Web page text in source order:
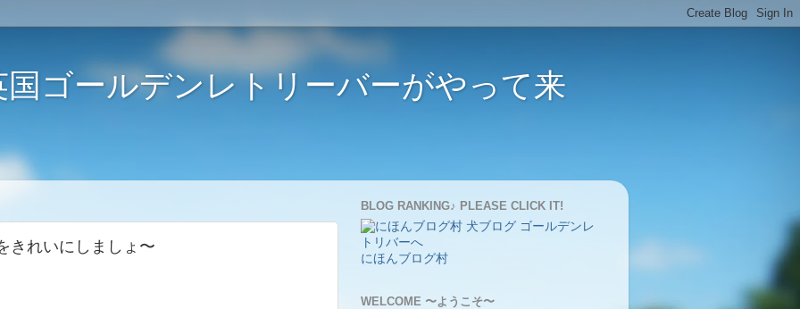
ゴールデンレトリーバーがやって来
きれいにしましょ〜
BLOG RANKING♪ PLEASE CLICK IT!
にほんブログ村
WELCOME 〜ようこそ〜